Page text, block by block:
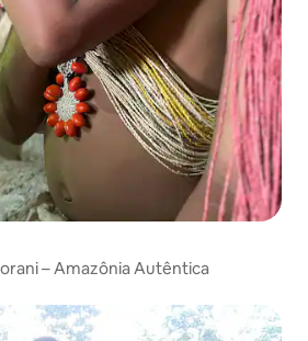
– Amazônia Autêntica